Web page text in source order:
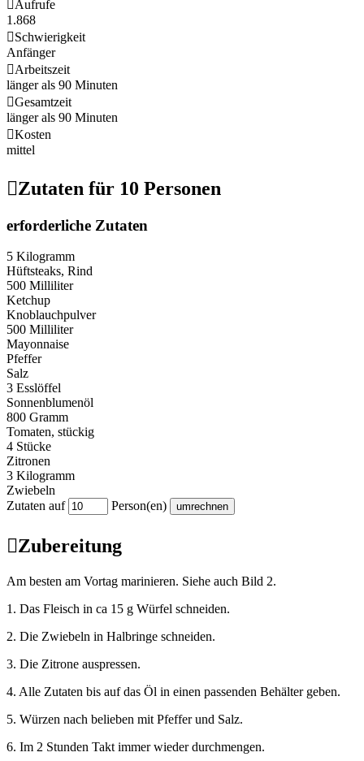
Aufrufe
1.868
Schwierigkeit
Anfänger
Arbeitszeit
länger als 90 Minuten
Gesamtzeit
länger als 90 Minuten
Kosten
mittel
Zutaten für 10 Personen
erforderliche Zutaten
5 Kilogramm
Hüftsteaks, Rind
500 Milliliter
Ketchup
Knoblauchpulver
500 Milliliter
Mayonnaise
Pfeffer
Salz
3 Esslöffel
Sonnenblumenöl
800 Gramm
Tomaten, stückig
4 Stücke
Zitronen
3 Kilogramm
Zwiebeln
Zutaten auf
Person(en)
Zubereitung
Am besten am Vortag marinieren. Siehe auch Bild 2.
1. Das Fleisch in ca 15 g Würfel schneiden.
2. Die Zwiebeln in Halbringe schneiden.
3. Die Zitrone auspressen.
4. Alle Zutaten bis auf das Öl in einen passenden Behälter geben.
5. Würzen nach belieben mit Pfeffer und Salz.
6. Im 2 Stunden Takt immer wieder durchmengen.